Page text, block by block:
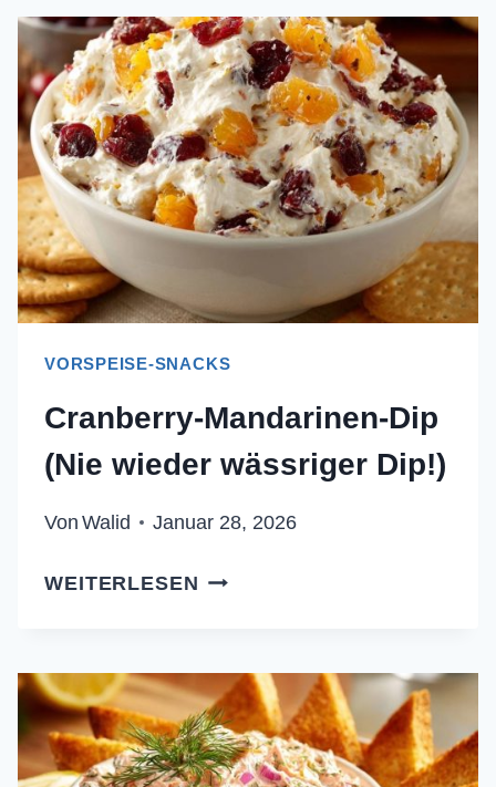
–
REZEPT
OHNE
AUSLAUFEN
VORSPEISE-SNACKS
Cranberry-Mandarinen-Dip
(Nie wieder wässriger Dip!)
Von Walid Januar 28, 2026
WEITERLESEN CRANBERRY-
(NIE
WIEDER
WÄSSRIGER
DIP!)